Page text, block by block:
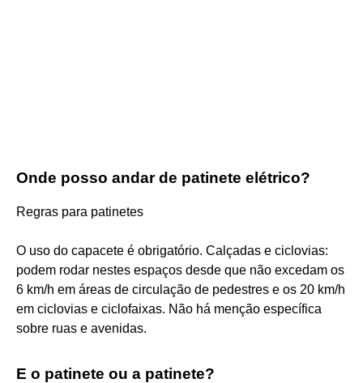
Onde posso andar de patinete elétrico?
Regras para patinetes
O uso do capacete é obrigatório. Calçadas e ciclovias:
podem rodar nestes espaços desde que não excedam os
6 km/h em áreas de circulação de pedestres e os 20 km/h
em ciclovias e ciclofaixas. Não há menção específica
sobre ruas e avenidas.
E o patinete ou a patinete?